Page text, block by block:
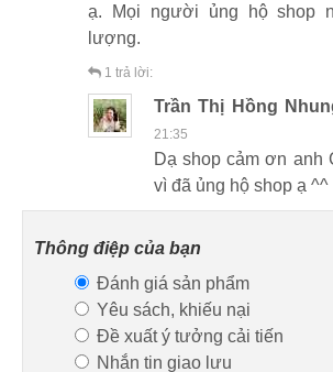
ạ. Mọi người ủng hộ shop
lượng.
1 trả lời:
Trần Thị Hồng
21:35
Dạ shop cảm ơn anh
vì đã ủng hộ shop ạ ^^
Thông điệp của bạn
Đánh giá sản phẩm
Yêu sách, khiếu nại
Đề xuất ý tưởng cải tiến
Nhắn tin giao lưu